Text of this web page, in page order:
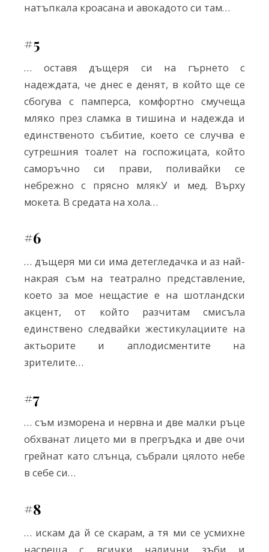
натъпкала кроасана и авокадото си там…
#5
… оставя дъщеря си на гърнето с
надеждата, че днес е денят, в който ще се
сбогува с памперса, комфортно смучеща
мляко през сламка в тишина и надежда и
единственото събитие, което се случва е
сутрешния тоалет на госпожицата, който
саморъчно си прави, поливайки се
небрежно с прясно млякУ и мед. Върху
мокета. В средата на хола…
#6
… дъщеря ми си има детегледачка и аз най-
накрая съм на театрално представление,
което за мое нещастие е на шотландски
акцент, от който разчитам смисъла
единствено следвайки жестикулациите на
актьорите и аплодисментите на
зрителите…
#7
… съм изморена и нервна и две малки ръце
обхванат лицето ми в прегръдка и две очи
грейнат като слънца, събрали цялото небе
в себе си…
#8
… искам да й се скарам, а тя ми се усмихне
насреща с всички налични зъби и